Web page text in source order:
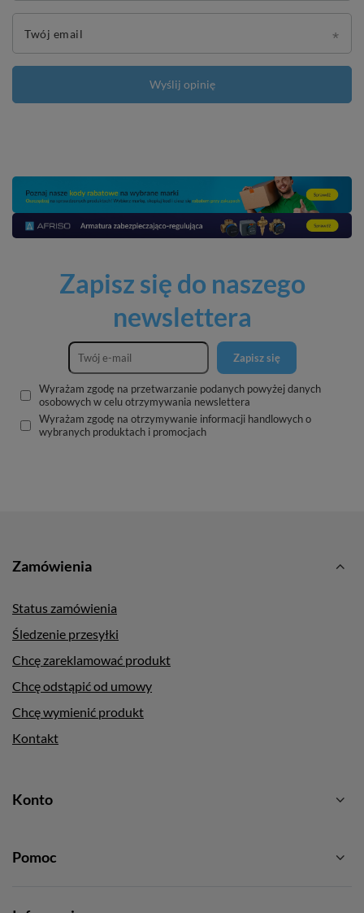
Twój email
Wyślij opinię
Zapisz się do naszego
newslettera
Zapisz się
Wyrażam zgodę na przetwarzanie podanych powyżej danych
osobowych w celu otrzymywania newslettera
Wyrażam zgodę na otrzymywanie informacji handlowych o
wybranych produktach i promocjach
Zamówienia
Status zamówienia
Śledzenie przesyłki
Chcę zareklamować produkt
Chcę odstąpić od umowy
Chcę wymienić produkt
Kontakt
Konto
Pomoc